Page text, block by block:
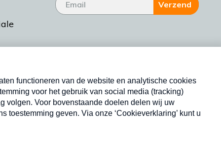
Bakt
Verzend
Nieuwsbrief
Neem hier een gratis abonnement op onze